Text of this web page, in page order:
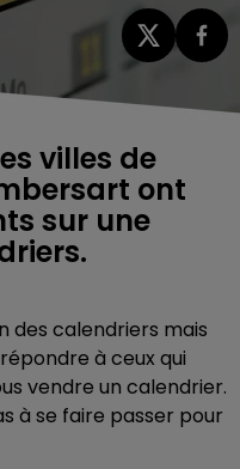
villes de
ont
sur une
des calendriers mais
à ceux qui
vendre un calendrier.
à se faire passer pour